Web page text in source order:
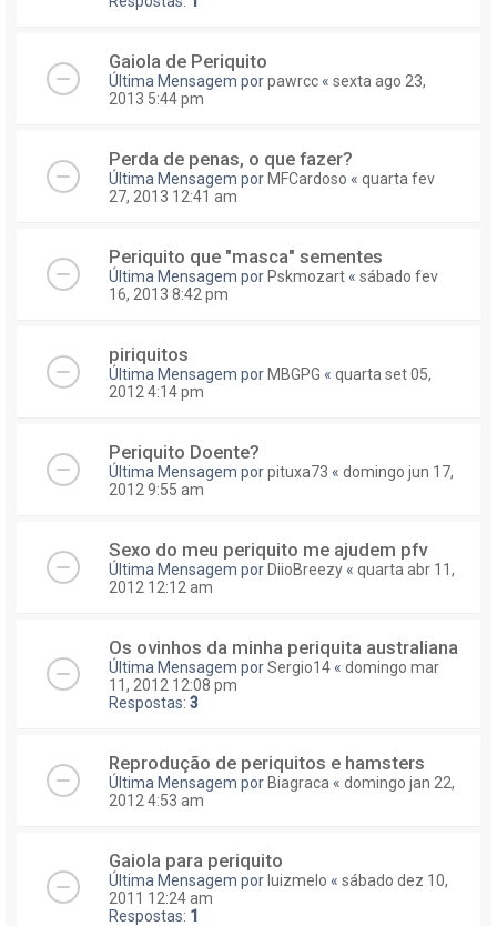
Gaiola de Periquito
Última Mensagem porpawrcc « sexta ago 23,
2013 5:44 pm
Perda de penas, o que fazer?
Última Mensagem por MFCardoso « quarta fev
27, 2013 12:41 am
Periquito que "masca" sementes
Última Mensagem por Pskmozart « sábado fev
16, 2013 8:42 pm
piriquitos
Última Mensagem por MBGPG « quarta set 05,
2012 4:14 pm
Periquito Doente?
Última Mensagem porpituxa73 « domingo jun 17,
2012 9:55 am
Sexo do meu periquito me ajudem pfv
Última Mensagem por DiioBreezy « quarta abr 11,
2012 12:12 am
Os ovinhos da minha periquita australiana
Última Mensagem porSergio14 « domingo mar
11, 2012 12:08 pm
Respostas: 3
Reprodução de periquitos e hamsters
Última Mensagem por Biagraca « domingo jan 22,
2012 4:53 am
Gaiola para periquito
Última Mensagem por luizmelo « sábado dez 10,
2011 12:24 am
Respostas: 1